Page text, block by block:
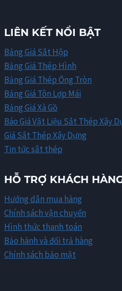
LIÊN KẾT NỔI BẬT
Bảng Giá Sắt Hộp
Bảng Giá Thép Hình
Bảng Giá Thép Ống Tròn
Bảng Giá Tôn Lợp Mái
Bảng Giá Xà Gồ
Báo Giá Vật Liệu Sắt Thép Xây
Giá Sắt Thép Xây Dựng
Tin tức sắt thép
HỖ TRỢ KHÁCH
Hướng dẫn mua hàng
Chính sách vận chuyển
Hình thức thanh toán
Bảo hành và đổi trả hàng
Chính sách bảo mật